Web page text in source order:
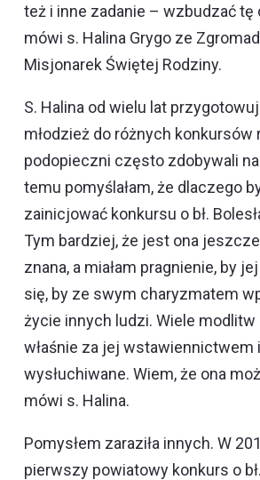
też i inne zadanie – wzbudzać tę
mówi s. Halina Grygo ze
Misjonarek Świętej Rodziny.
S. Halina od wielu lat
młodzież do różnych konkursów
podopieczni często zdobywali
temu pomyślałam, że dlaczego
zainicjować konkursu o bł.
Tym bardziej, że jest ona
znana, a miałam pragnienie, by
się, by ze swym charyzmatem
życie innych ludzi. Wiele modlitw
właśnie za jej wstawiennictwem
wysłuchiwane. Wiem, że ona
mówi s. Halina.
Pomysłem zaraziła innych. W
pierwszy powiatowy konkurs o